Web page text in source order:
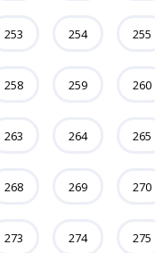
253 254 255
258 259 260
263 264 265
268 269 270
273 274 275